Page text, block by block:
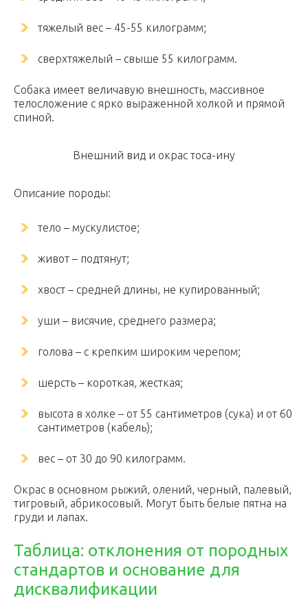
тяжелый вес – 45-55 килограмм;
сверхтяжелый – свыше 55 килограмм.
Собака имеет величавую внешность, массивное
телосложение с ярко выраженной холкой и прямой
спиной.
Внешний вид и окрас тоса-ину
Описание породы:
тело – мускулистое;
живот – подтянут;
хвост – средней длины, не купированный;
уши – висячие, среднего размера;
голова – с крепким широким черепом;
шерсть – короткая, жесткая;
высота в холке – от 55 сантиметров (сука) и от 60
сантиметров (кабель);
вес – от 30 до 90 килограмм.
Окрас в основном рыжий, олений, черный, палевый,
тигровый, абрикосовый. Могут быть белые пятна на
груди и лапах.
Таблица: отклонения от породных
стандартов и основание для
дисквалификации